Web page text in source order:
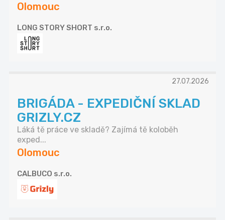
Olomouc
LONG STORY SHORT s.r.o.
27.07.2026
BRIGÁDA - EXPEDIČNÍ SKLAD
GRIZLY.CZ
Láká tě práce ve skladě? Zajímá tě koloběh
exped...
Olomouc
CALBUCO s.r.o.